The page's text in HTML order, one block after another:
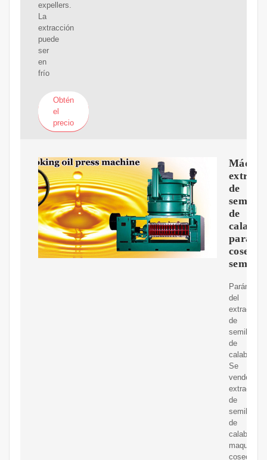
expellers.
La
extracción
puede
ser
en
frío
Obtén
el
precio
de
semillas
de
para
semillas
del
extractor
de
semillas
de
calabaza.
Se
vende
extractor
de
semillas
de
calabaza.
maquina